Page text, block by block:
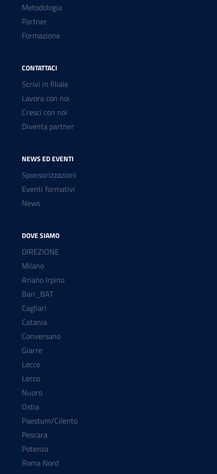
Metodologia
Partner
Formazione
CONTATTACI
Scrivi in filiale
Lavora con noi
Cresci con noi
Diventa partner
NEWS ED EVENTI
Sponsorizzazioni
Eventi formativi
News
DOVE SIAMO
DIREZIONE
Milano
Ariano Irpino
Bari_BAT
Cagliari
Catania
Conversano
Giarre
Lecce
Lecco
Nuoro
Ostia
Paestum/Cilento
Pescara
Potenza
Roma Nord